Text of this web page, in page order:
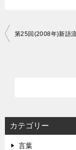
投
シ
ョ
カテゴリー
言葉